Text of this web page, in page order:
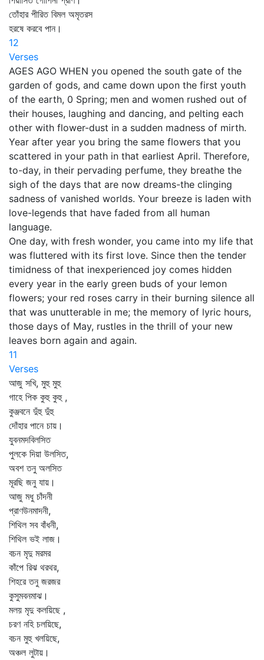
তোঁহার পীরিত বিমল অমৃতরস
হরষে করবে পান।
12
Verses
AGES AGO WHEN you opened the south gate of the
garden of gods, and came down upon the first youth
of the earth, 0 Spring; men and women rushed out of
their houses, laughing and dancing, and pelting each
other with flower-dust in a sudden madness of mirth.
Year after year you bring the same flowers that you
scattered in your path in that earliest April. Therefore,
to-day, in their pervading perfume, they breathe the
sigh of the days that are now dreams-the clinging
sadness of vanished worlds. Your breeze is laden with
love-legends that have faded from all human
language.
One day, with fresh wonder, you came into my life that
was fluttered with its first love. Since then the tender
timidness of that inexperienced joy comes hidden
every year in the early green buds of your lemon
flowers; your red roses carry in their burning silence all
that was unutterable in me; the memory of lyric hours,
those days of May, rustles in the thrill of your new
leaves born again and again.
11
Verses
আজু সখি, মুহু মুহু
গাহে পিক কুহু কুহু ,
কুঞ্জবনে দুঁহু দুঁহু
দোঁহার পানে চায়।
যুবনমদবিলসিত
পুলকে দিয়া উলসিত,
অবশ তনু অলসিত
মূরছি জনু যায়।
আজু মধু চাঁদনী
প্রাণউনমাদনী,
শিথিল সব বাঁধনী,
শিথিল ভই লাজ।
বচন মৃদু মরমর
কাঁপে রিঝ থরথর,
শিহরে তনু জরজর
কুসুমবনমাঝ।
মলয় মৃদু কলয়িছে ,
চরণ নহি চলয়িছে,
বচন মুহু খলয়িছে,
অঞ্চল লুটায়।